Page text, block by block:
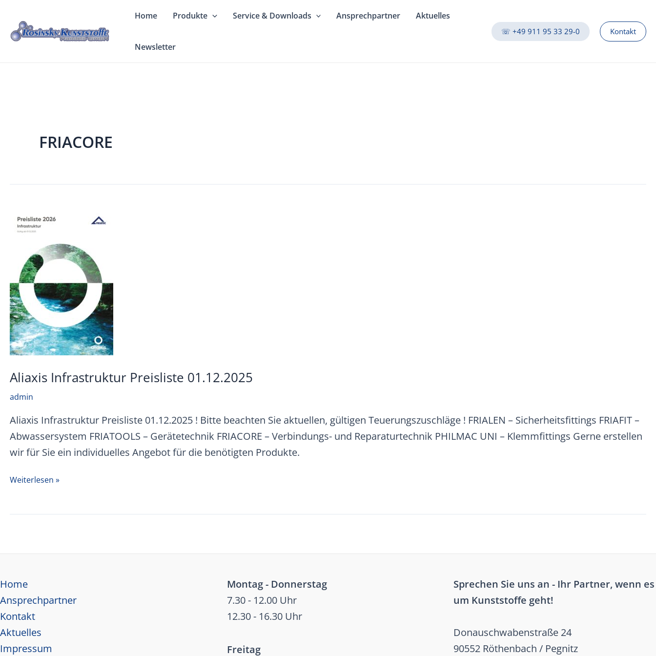
Inhalt
springen
Home Produkte Service & Downloads Ansprechpartner Aktuelles
Newsletter
☏ +49 911 95 33 29-0 Kontakt
FRIACORE
Aliaxis Infrastruktur Preisliste 01.12.2025
admin
Aliaxis Infrastruktur Preisliste 01.12.2025 ! Bitte beachten Sie aktuellen, gültigen Teuerungszuschläge ! FRIALEN – Sicherheitsfittings FRIAFIT –
Abwassersystem FRIATOOLS – Gerätetechnik FRIACORE – Verbindungs- und Reparaturtechnik PHILMAC UNI – Klemmfittings Gerne erstellen
wir für Sie ein individuelles Angebot für die benötigten Produkte.
Aliaxis
Preisliste
Weiterlesen »
Home
Ansprechpartner
Kontakt
Aktuelles
Impressum
Montag - Donnerstag
7.30 - 12.00 Uhr
12.30 - 16.30 Uhr
Freitag
Sprechen Sie uns an - Ihr Partner, wenn es
um Kunststoffe geht!
Donauschwabenstraße 24
90552 Röthenbach / Pegnitz